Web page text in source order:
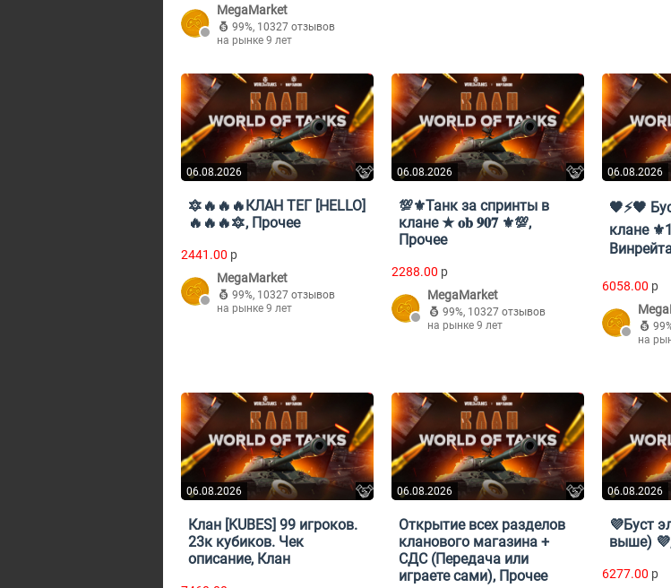
MegaMarket
99%, 10327 отзывов
на рынке 9 лет
06.08.2026
🔯🔥🔥🔥КЛАН ТЕГ [HELLO]
🔥🔥🔥🔯, Прочее
2441.00 p
MegaMarket
99%, 10327 отзывов
на рынке 9 лет
06.08.2026
💯⚜️Танк за спринты в
клане ★ 𝐨𝐛 𝟗𝟎𝟕 ⚜️💯,
Прочее
2288.00 p
MegaMarket
99%, 10327 отзывов
на рынке 9 лет
06.08.2026
🖤⚡️🖤
клане
6058.00 p
на
06.08.2026
Клан [KUBES] 99 игроков.
23к кубиков. Чек
описание, Клан
06.08.2026
Открытие всех разделов
кланового магазина +
СДС (Передача или
играете сами), Прочее
06.08.2026
💜Буст
выше)
6277.00 p